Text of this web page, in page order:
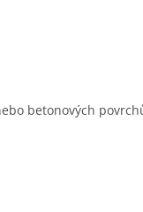
betonových